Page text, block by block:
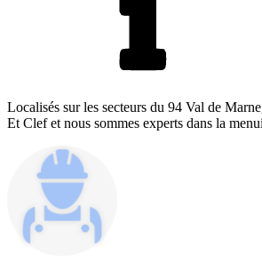
Localisés sur les secteurs du 94 Val de
Et Clef et nous sommes experts dans la